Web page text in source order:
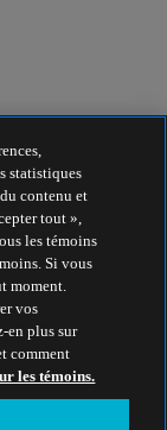
statistiques
contenu et
tout »,
les témoins
Si vous
moment.
vos
en plus sur
comment
les témoins.